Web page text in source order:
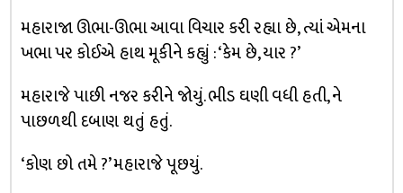
મહારાજા ઊભા-ઊભા આવા વિચાર કરી રહ્યા છે, ત્યાં એમના
ખભા પર કોઈએ હાથ મૂકીને કહ્યું : ‘કેમ છે, યાર ?’
મહારાજે પાછી નજર કરીને જોયું. ભીડ ઘણી વધી હતી, ને
પાછળથી દબાણ થતું હતું.
‘કોણ છો તમે ?’ મહારાજે પૂછયું.